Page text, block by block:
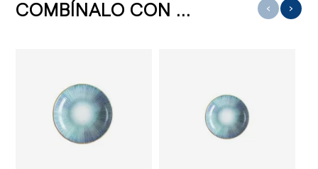
COMBÍNALO CON ... ‹ ›